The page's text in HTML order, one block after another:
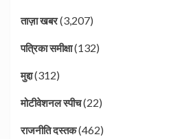
ताज़ा खबर(3,207)
पत्रिका समीक्षा(132)
मुद्दा(312)
मोटीवेशनल स्पीच(22)
राजनीति दस्तक(462)